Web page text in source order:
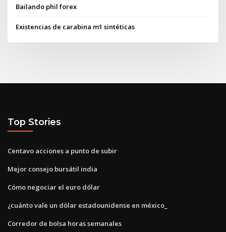
Bailando phil forex
Existencias de carabina m1 sintéticas
Top Stories
Centavo acciones a punto de subir
Mejor consejo bursátil india
Cómo negociar el euro dólar
¿cuánto vale un dólar estadounidense en méxico_
Corredor de bolsa horas semanales